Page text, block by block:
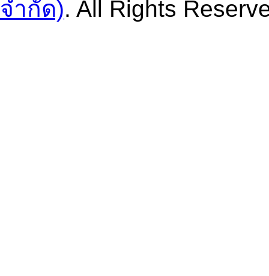
จำกัด). All Rights